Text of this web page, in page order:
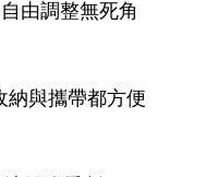
由調整無死角
與攜帶都方便